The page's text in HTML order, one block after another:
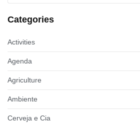
Categories
Activities
Agenda
Agriculture
Ambiente
Cerveja e Cia